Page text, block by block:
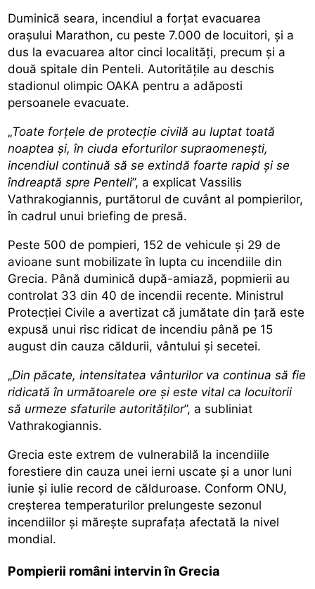
Duminică seara, incendiul a forțat evacuarea
orașului Marathon, cu peste 7.000 de locuitori, și a
dus la evacuarea altor cinci localități, precum și a
două spitale din Penteli. Autoritățile au deschis
stadionul olimpic OAKA pentru a adăposti
persoanele evacuate.
„Toate forțele de protecție civilă au luptat toată
noaptea și, în ciuda eforturilor supraomenești,
incendiul continuă să se extindă foarte rapid și se
îndreaptă spre Penteli”, a explicat Vassilis
Vathrakogiannis, purtătorul de cuvânt al pompierilor,
în cadrul unui briefing de presă.
Peste 500 de pompieri, 152 de vehicule și 29 de
avioane sunt mobilizate în lupta cu incendiile din
Grecia. Până duminică după-amiază, popmierii au
controlat 33 din 40 de incendii recente. Ministrul
Protecției Civile a avertizat că jumătate din țară este
expusă unui risc ridicat de incendiu până pe 15
august din cauza căldurii, vântului și secetei.
„Din păcate, intensitatea vânturilor va continua să fie
ridicată în următoarele ore și este vital ca locuitorii
să urmeze sfaturile autorităților”, a subliniat
Vathrakogiannis.
Grecia esteextrem de vulnerabilă la incendiile
forestiere din cauza unei ierni uscate și a unor luni
iunie și iulie record de călduroase. Conform ONU,
creșterea temperaturilor prelungeste sezonul
incendiilor și mărește suprafața afectată la nivel
mondial.
Pompierii români intervin în Grecia